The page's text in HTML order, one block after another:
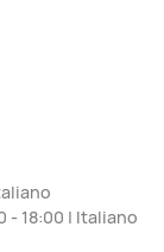
- 18:00 | Italiano